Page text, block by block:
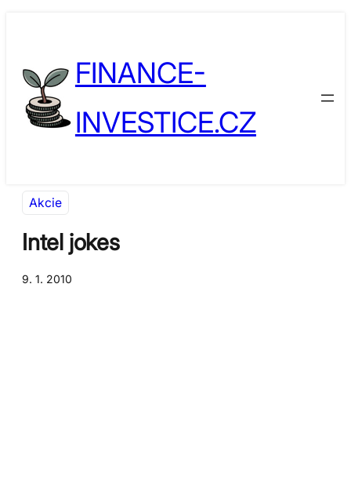
FINANCE-
INVESTICE.CZ
Akcie
Intel jokes
9. 1. 2010